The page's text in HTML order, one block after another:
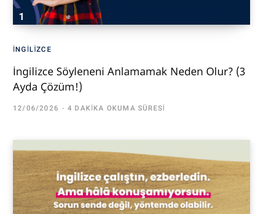
İNGILIZCE
İngilizce Söyleneni Anlamamak Neden Olur? (3
Ayda Çözüm!)
12/06/2026 4 DAKIKA OKUMA SÜRESI